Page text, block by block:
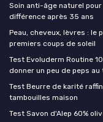
Soin anti-âge naturel
différence après 35 ans
Peau, cheveux, lèvres : le
premiers coups de soleil
Test Evoluderm Routine
donner un peu de peps au
Test Beurre de karité
tambouilles maison
Test Savon d'Alep 60%